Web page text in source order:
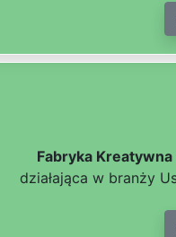
Fabryka Kreatywna
działająca w branży